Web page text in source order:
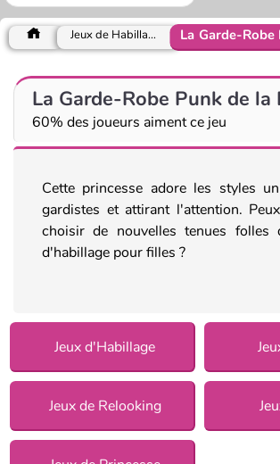
Jeux de Habillage
La Garde-Robe Punk de la
60% des joueurs aiment ce jeu
Cette princesse adore les styles
gardistes et attirant l'attention.
choisir de nouvelles tenues folles
d'habillage pour filles ?
Jeux d'Habillage
Jeux de Relooking